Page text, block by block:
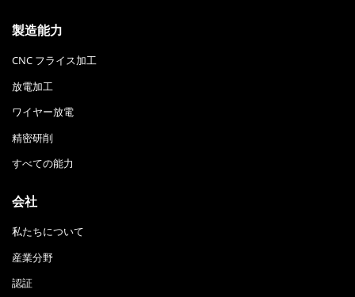
製造能力
CNC フライス加工
放電加工
ワイヤー放電
精密研削
すべての能力
会社
私たちについて
産業分野
認証